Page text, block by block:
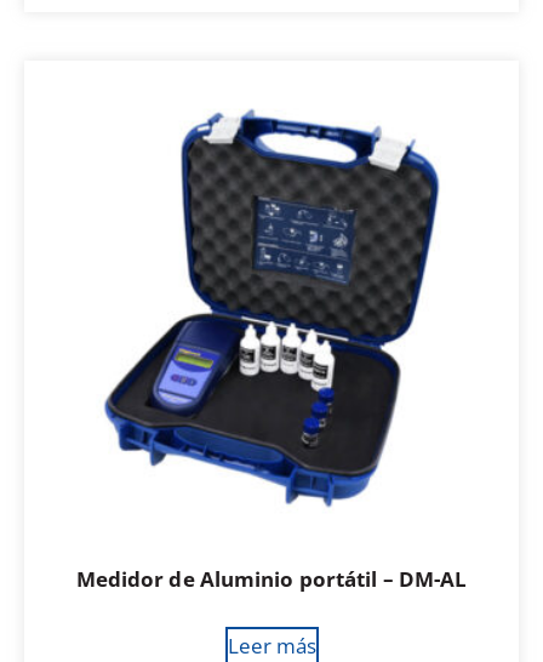
Medidor de Aluminio portátil – DM-AL
Leer más